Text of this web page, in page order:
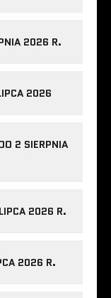
2026 R.
2026
2 SIERPNIA
2026 R.
2026 R.